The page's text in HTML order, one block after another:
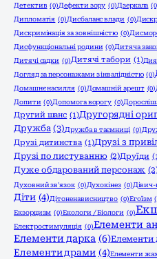
Детектив (0)Дефекти зору (0)Дзеркала
Дипломатія (0)Дисбаланс влади (0)
Дискримінація за зовнішністю (0)
Дисфункціональні родини (0)Дитяча
Дитячі садки (0)Дитячі табори (1)
Догляд за персонажами з інвалідністю (0)
Домашнє насилля (0)Домашній арешт (0)
Допити (0)Допомога ворогу (0)
Другий шанс (1)Другорядні
Дружба (3)Дружба в таємниці (0)
Друзі дитинства (1)Друзі з
Друзі по листуванню (2)Друїди
Дуже обдарований персонаж
Духовний зв'язок (0)Духокінез (0)
Діти (4)Дітоненависництво (0)Егоїзм
Екзорцизм (0)Екологи / Біологи (0)
Електростимуляція (0)Елементи
Елементи дарка (6)Елементи
Елементи драми (4)Елементи